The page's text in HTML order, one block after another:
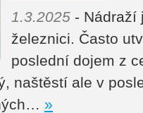
1.3.2025 - Nádraží
železnici. Často
poslední dojem z
naštěstí ale v
»